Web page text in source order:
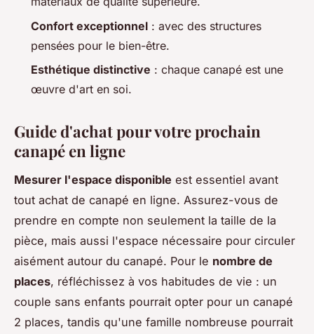
Confort exceptionnel : avec des structures
pensées pour le bien-être.
Esthétique distinctive : chaque canapé est une
œuvre d'art en soi.
Guide d'achat pour votre prochain
canapé en ligne
Mesurer l'espace disponible est essentiel avant
tout achat de canapé en ligne. Assurez-vous de
prendre en compte non seulement la taille de la
pièce, mais aussi l'espace nécessaire pour circuler
aisément autour du canapé. Pour le nombre de
places, réfléchissez à vos habitudes de vie : un
couple sans enfants pourrait opter pour un canapé
2 places, tandis qu'une famille nombreuse pourrait